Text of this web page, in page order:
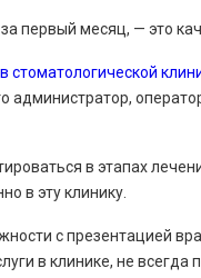
первый месяц, — это
стоматологической
администратор,
в этапах
в эту клинику.
с презентацией
в клинике, не